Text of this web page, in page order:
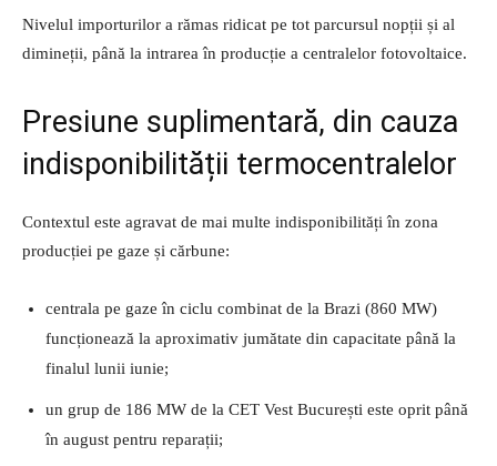
Nivelul importurilor a rămas ridicat pe tot parcursul nopții și al
dimineții, până la intrarea în producție a centralelor fotovoltaice.
Presiune suplimentară, din cauza
indisponibilității termocentralelor
Contextul este agravat de mai multe indisponibilități în zona
producției pe gaze și cărbune:
centrala pe gaze în ciclu combinat de la Brazi (860 MW)
funcționează la aproximativ jumătate din capacitate până la
finalul lunii iunie;
un grup de 186 MW de la CET Vest București este oprit până
în august pentru reparații;